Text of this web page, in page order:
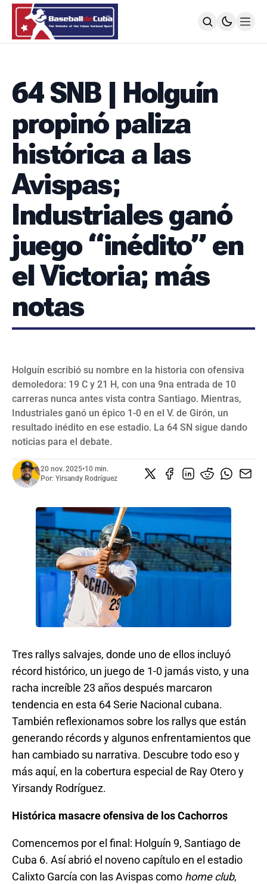
MLB
TODOS LOS JUEGOS
SIGUIENDO A LOS CUBANOS
LIGA ÉLITE
CALENDARIO
POSICIONES
64 SNB
POSTEMPORADA
POSICIONES
SUBVALORADOS DEL BÉISBOL CUBANO
SERIES NACIONALES
EVENTOS INTERNACIONALES
CLÁSICO MUNDIAL DE BÉISBOL 2026
64 SNB | Holguín
propinó paliza
histórica a las
Avispas;
Industriales ganó
juego “inédito” en
el Victoria; más
notas
Holguín escribió su nombre en la historia con ofensiva
demoledora: 19 C y 21 H, con una 9na entrada de 10
carreras nunca antes vista contra Santiago. Mientras,
Industriales ganó un épico 1-0 en el V. de Girón, un
resultado inédito en ese estadio. La 64 SN sigue dando
noticias para el debate.
20 nov. 2025•10 min.
Por: Yirsandy Rodríguez
Tres rallys salvajes, donde uno de ellos incluyó
récord histórico, un juego de 1-0 jamás visto, y una
racha increíble 23 años después marcaron
tendencia en esta 64 Serie Nacional cubana.
También reflexionamos sobre los rallys que están
generando récords y algunos enfrentamientos que
han cambiado su narrativa. Descubre todo eso y
más aquí, en la cobertura especial de Ray Otero y
Yirsandy Rodríguez.
Histórica masacre ofensiva de los Cachorros
Comencemos por el final: Holguín 9, Santiago de
Cuba 6. Así abrió el noveno capítulo en el estadio
Calixto García con las Avispas como home club,